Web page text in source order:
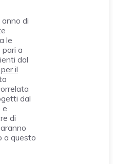
di
le
a
dal
il
dal
e
di
a questo